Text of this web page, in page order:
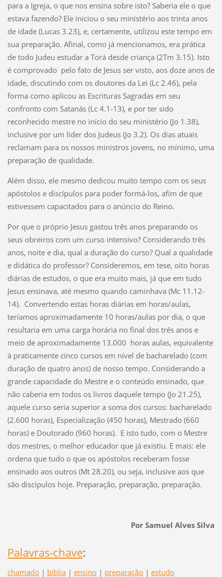
para a Igreja, o que nos ensina sobre isto? Saberia ele o que
estava fazendo? Ele iniciou o seu ministério aos trinta anos
de idade (Lucas 3.23), e, certamente, utilizou este tempo em
sua preparação. Afinal, como já mencionamos, era prática
de todo Judeu estudar a Torá desde criança (2Tm 3.15). Isto
é comprovado pelo fato de Jesus ser visto, aos doze anos de
idade, discutindo com os doutores da Lei (Lc 2.46), pela
forma como aplicou as Escrituras Sagradas em seu
confronto com Satanás (Lc 4.1-13), e por ter sido
reconhecido mestre no início do seu ministério (Jo 1.38),
inclusive por um líder dos Judeus (Jo 3.2). Os dias atuais
reclamam para os nossos ministros jovens, no mínimo, uma
preparação de qualidade.
Além disso, ele mesmo dedicou muito tempo com os seus
apóstolos e discípulos para poder formá-los, afim de que
estivessem capacitados para o anúncio do Reino.
Por que o próprio Jesus gastou três anos preparando os
seus obreiros com um curso intensivo? Considerando três
anos, noite e dia, qual a duração do curso? Qual a qualidade
e didática do professor? Consideremos, em tese, oito horas
diárias de estudos, o que era muito mais, já que em tudo
Jesus ensinava, até mesmo quando caminhava (Mc 11.12-
14). Convertendo estas horas diárias em horas/aulas,
teríamos aproximadamente 10 horas/aulas por dia, o que
resultaria em uma carga horária no final dos três anos e
meio de aproximadamente 13.000 horas aulas, equivalente
à praticamente cinco cursos em nível de bacharelado (com
duração de quatro anos) de nosso tempo. Considerando a
grande capacidade do Mestre e o conteúdo ensinado, que
não caberia em todos os livros daquele tempo (Jo 21.25),
aquele curso seria superior a soma dos cursos: bacharelado
(2.600 horas), Especialização (450 horas), Mestrado (660
horas) e Doutorado (960 horas). E isto tudo, com o Mestre
dos mestres, o melhor educador que já existiu. E mais: ele
ordena que tudo o que os apóstolos receberam fosse
ensinado aos outros (Mt 28.20), ou seja, inclusive aos que
são discípulos hoje. Preparação, preparação, preparação.
Por Samuel Alves Silva
Palavras-chave:
chamado | bíblia | ensino | preparação | estudo